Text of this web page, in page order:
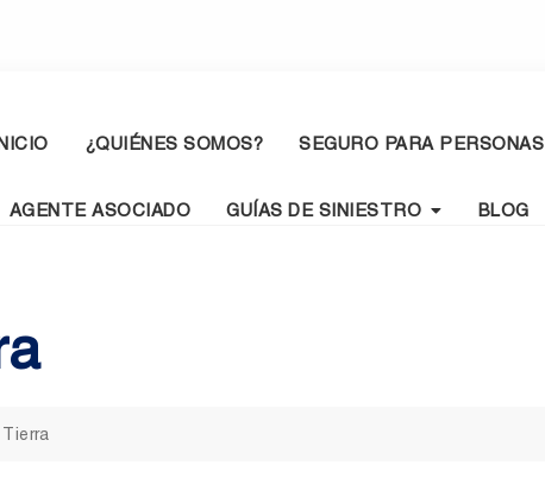
¿QUIÉNES SOMOS? SEGURO PARA PERSONAS
AGENTE ASOCIADO GUÍAS DE SINIESTRO BLOG